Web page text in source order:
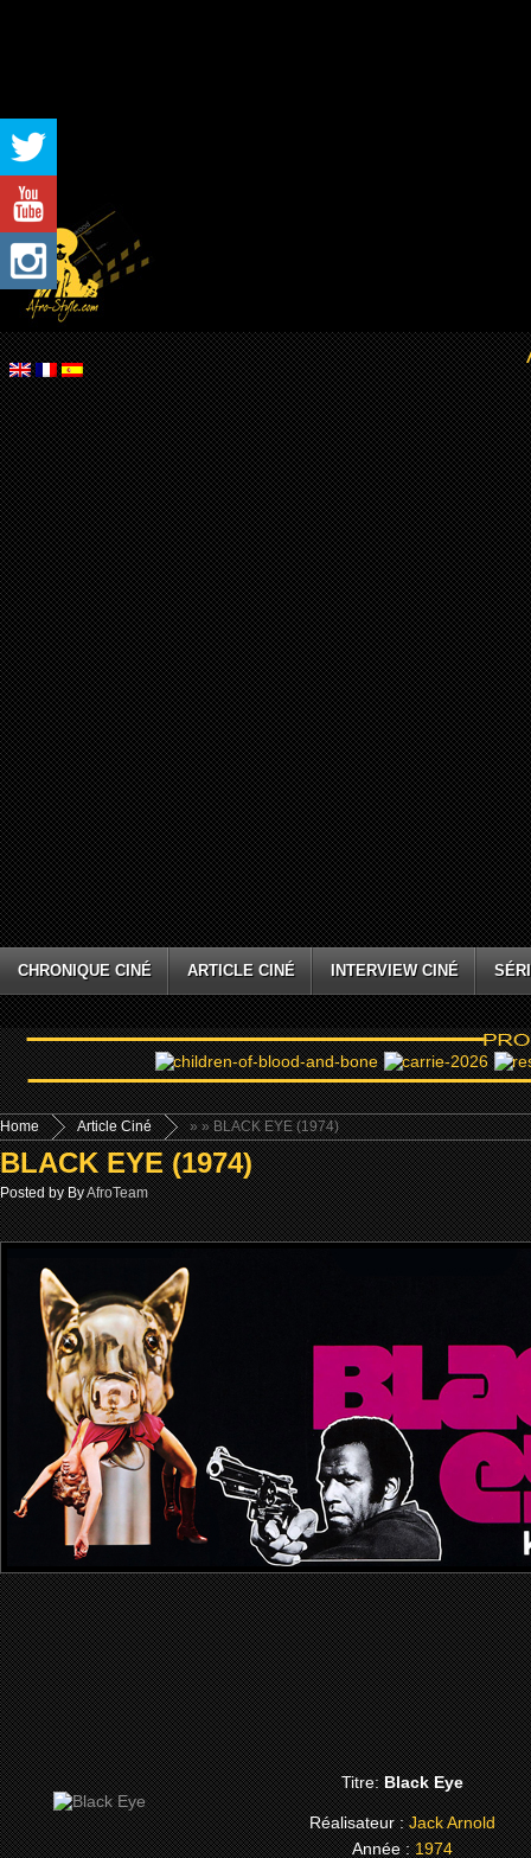
CHRONIQUE CINÉ ARTICLE CINÉ INTERVIEW CINÉ
Home »
Article Ciné » BLACK EYE (1974)
BLACK EYE (1974)
Posted by ByAfroTeam
Titre:Black Eye
Réalisateur :Jack Arnold
Année :1974